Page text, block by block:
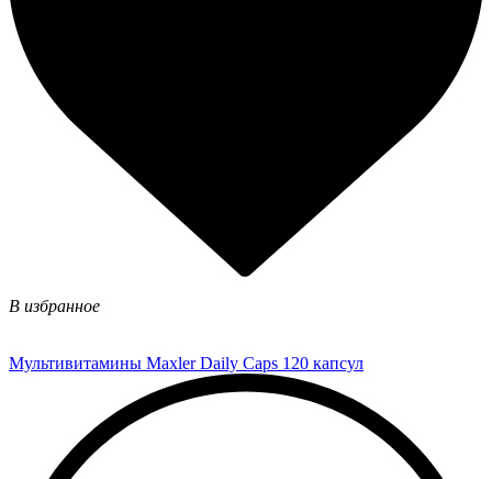
В избранное
Мультивитамины Maxler Daily Caps 120 капсул